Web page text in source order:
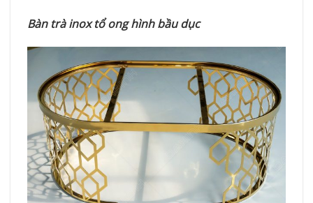
Bàn trà inox tổ ong hình bầu dục